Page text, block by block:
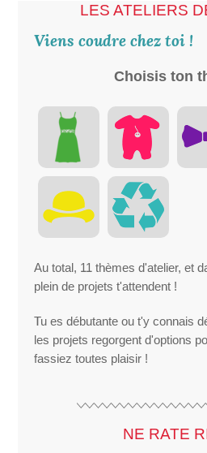
LES ATELIERS
Viens coudre chez toi !
Choisis ton
Au total, 11 thèmes d'atelier, et
plein de projets t'attendent !
Tu es débutante ou t'y connais
les projets regorgent d'options
fassiez toutes plaisir !
NE RATE